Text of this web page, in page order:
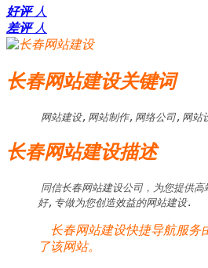
好评 人
差评 人
长春网站建设关键词
网站建设,网站制作,网络公司,网站
长春网站建设描述
同信长春网站建设公司，为您提供
好,专做为您创造效益的网站建设.
长春网站建设快捷导航服务
了该网站。